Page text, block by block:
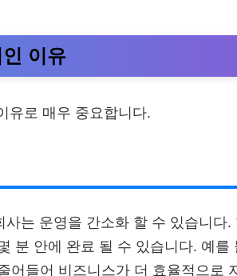
이유
유로 매우 중요합니다.
는 운영을 간소화 할 수 있습니다.
분 안에 완료 될 수 있습니다. 예를
어들어 비즈니스가 더 효율적으로